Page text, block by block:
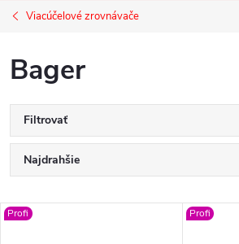
Viacúčelové zrovnávače
Bager
Filtrovať
R
a
Najdrahšie
Najpredávanejšie
V
Profi Profi